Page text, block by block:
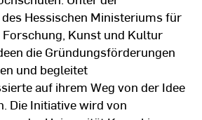
Hessischen Ministeriums für
Kunst und Kultur
die Gründungsförderungen
und begleitet
auf ihrem Weg von der Idee
Die Initiative wird von